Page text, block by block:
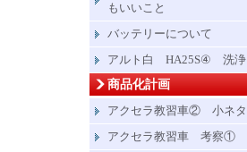
もいいこと
バッテリーについて
アルト白 HA25S④ 洗浄
商品化計画
アクセラ教習車② 小ネタ
アクセラ教習車 考察①